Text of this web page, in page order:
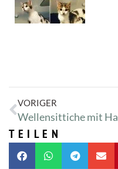
VORIGER
TEILEN